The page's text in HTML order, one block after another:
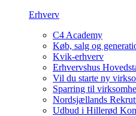
Erhverv
C4 Academy
Køb, salg og
Kvik-erhverv
Erhvervshus
Vil du starte ny
Sparring til
Nordsjællands
Udbud i Hillerød